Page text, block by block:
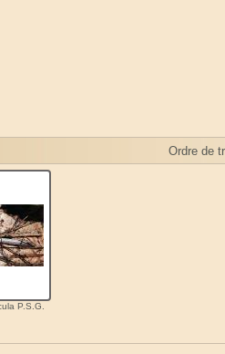
Ordre de
P.S.G.